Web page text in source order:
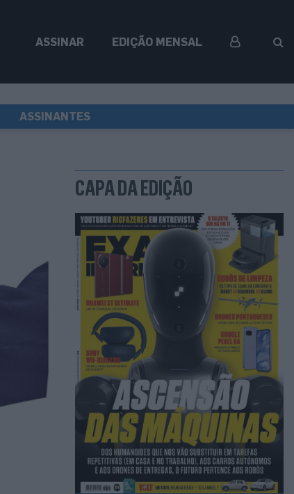
ASSINAR EDIÇÃO MENSAL
ASSINANTES
CAPA DA EDIÇÃO